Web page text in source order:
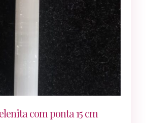
com ponta 15 cm